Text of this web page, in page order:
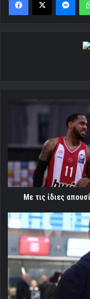
στο
ο
Ολυμπιακός
Με τις ίδιες
Μπαρτζώκας:
«Από
καλύτερα
κλίματα
που
έχω
συναντήσει,